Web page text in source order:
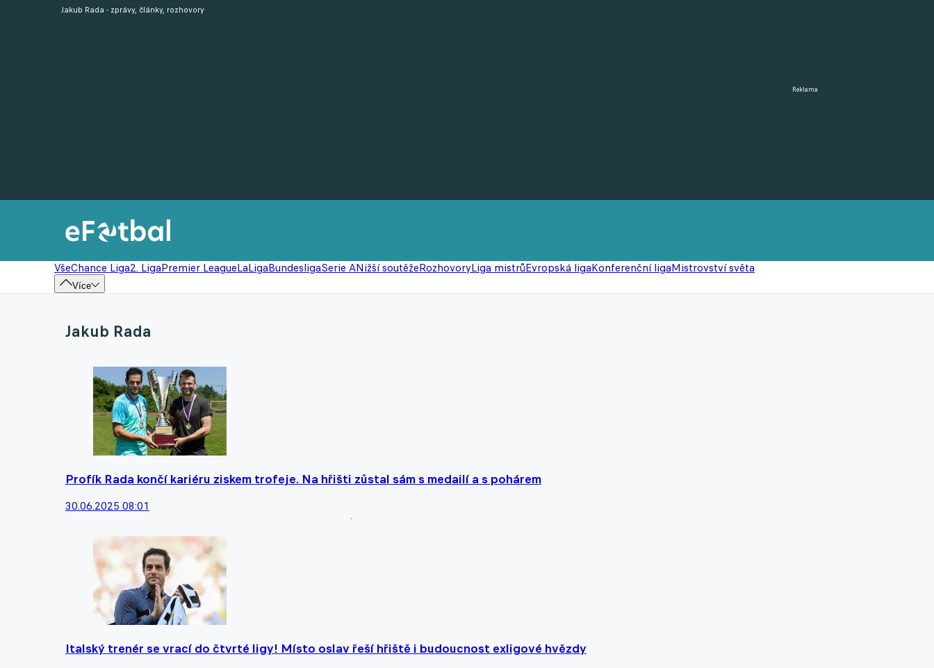
Reklama
VšeChance Liga2. LigaPremier LeagueLaLigaBundesligaSerie ANižší soutěžeRozhovoryLiga mistrůEvropská ligaKonferenční ligaMistrovství světa
Více
Jakub Rada - zprávy, články, rozhovory
Jakub Rada
Profík Rada končí kariéru ziskem trofeje. Na hřišti zůstal sám s medailí a s pohárem
30.06.2025 08:01
Italský trenér se vrací do čtvrté ligy! Místo oslav řeší hřiště i budoucnost exligové hvězdy